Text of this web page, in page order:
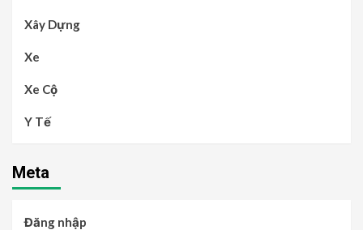
Xây Dựng
Xe
Xe Cộ
Y Tế
Meta
Đăng nhập